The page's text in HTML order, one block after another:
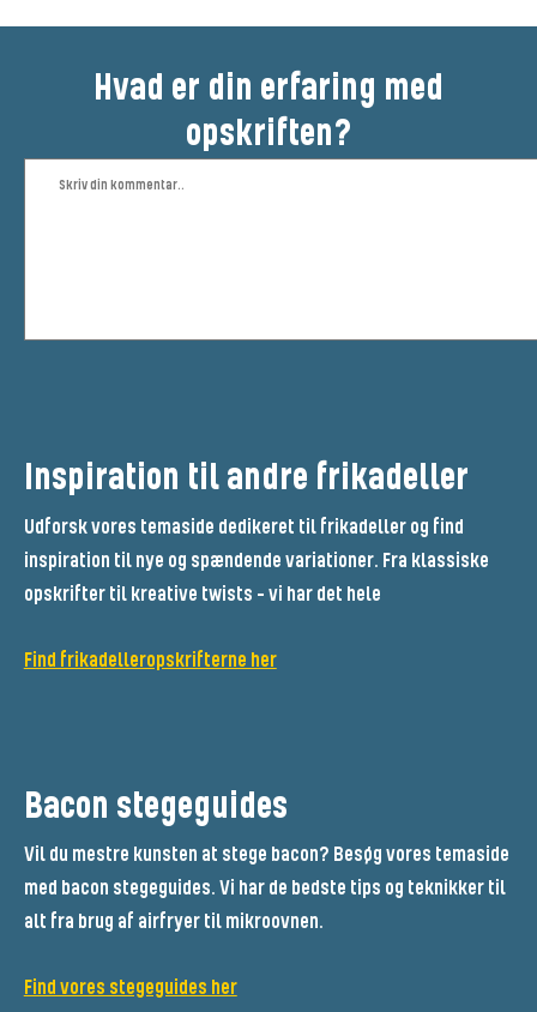
Hvad er din erfaring med
opskriften?
Inspiration til andre frikadeller
Udforsk vores temaside dedikeret til frikadeller og find
inspiration til nye og spændende variationer. Fra klassiske
opskrifter til kreative twists - vi har det hele
Find frikadelleropskrifterne her
Bacon stegeguides
Vil du mestre kunsten at stege bacon? Besøg vores temaside
med bacon stegeguides. Vi har de bedste tips og teknikker til
alt fra brug af airfryer til mikroovnen.
Find vores stegeguides her